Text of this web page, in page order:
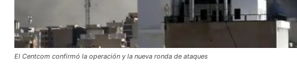
El Centcom confirmó la operación y la nueva ronda de ataques